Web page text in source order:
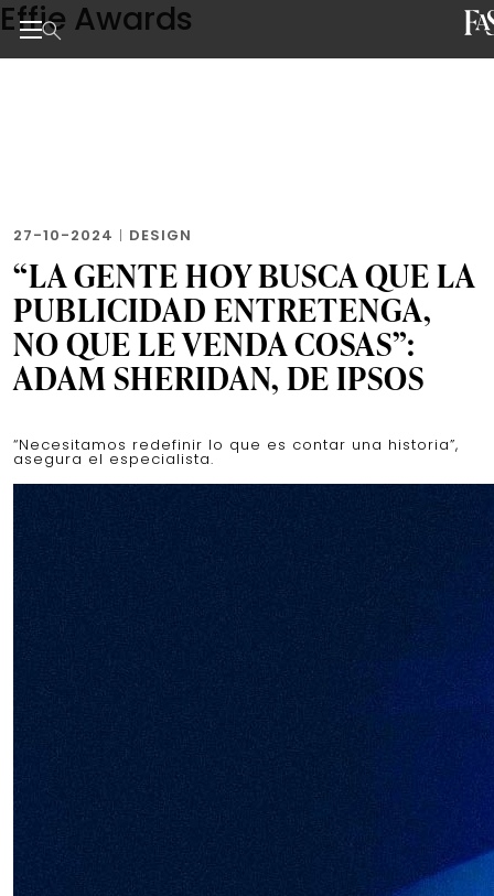
Skip
to
the
Effie Awards
27-10-2024 | DESIGN
“LA GENTE HOY BUSCA QUE LA
PUBLICIDAD ENTRETENGA,
NO QUE LE VENDA COSAS”:
ADAM SHERIDAN, DE IPSOS
“Necesitamos redefinir lo que es contar una historia”,
asegura el especialista.